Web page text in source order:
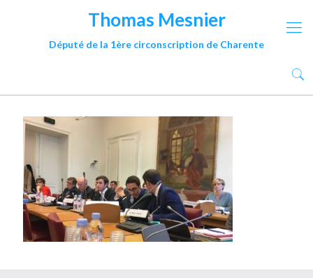
Thomas Mesnier
Député de la 1ère circonscription de Charente